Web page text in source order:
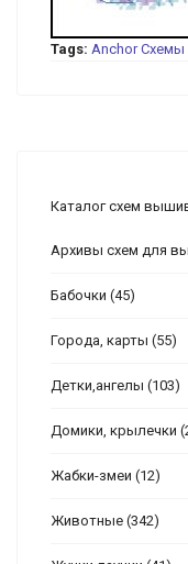
Tags: Anchor Схемы
Каталог схем
Архивы схем для
Бабочки (45)
Города, карты (55)
Детки,ангелы (103)
Домики, крылечки
Жабки-змеи (12)
Животные (342)